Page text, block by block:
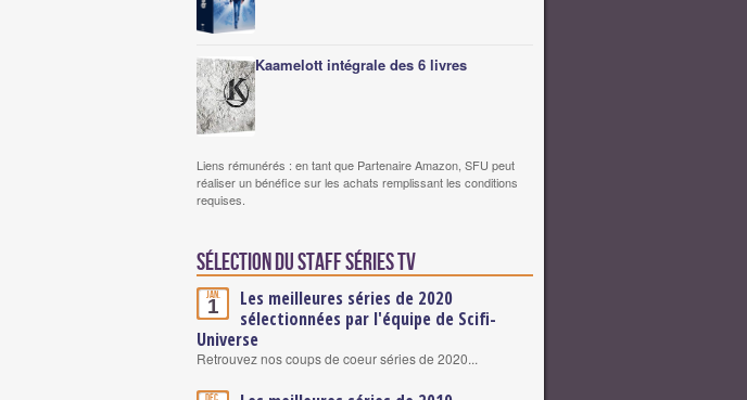
Kaamelott intégrale des 6 livres
Liens rémunérés : en tant que Partenaire Amazon, SFU peut
réaliser un bénéfice sur les achats remplissant les conditions
requises.
Sélection du staff Séries TV
Jan.
1
Les meilleures séries de 2020
sélectionnées par l'équipe de Scifi-
Universe
Retrouvez nos coups de coeur séries de 2020...